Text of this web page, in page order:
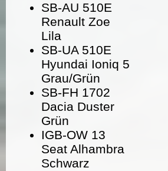
SB-AU 510E
Renault Zoe
Lila
SB-UA 510E
Hyundai Ioniq 5
Grau/Grün
SB-FH 1702
Dacia Duster
Grün
IGB-OW 13
Seat Alhambra
Schwarz